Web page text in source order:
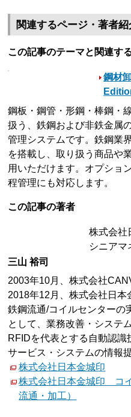
関連するページ・著者紹
この記事のテーマと関連す
鋼材
鋼板・鋼管・形鋼・棒鋼・
扱う、鉄鋼および非鉄金属
管理システムです。鉄鋼業
を搭載し、取り扱う商品や
用いただけます。オプショ
程管理にも対応します。
この記事の著者
株式会
シニアマ
三山 裕司
2003年10月、株式会社
2018年12月、株式会社日本
鉄鋼流通/コイルセンターの
として、業務改善・システ
RFIDを代表とする自動認
サービス・システムの情報
株式会社日本金城印
株式会社日本金城印 コ
流通・加工）